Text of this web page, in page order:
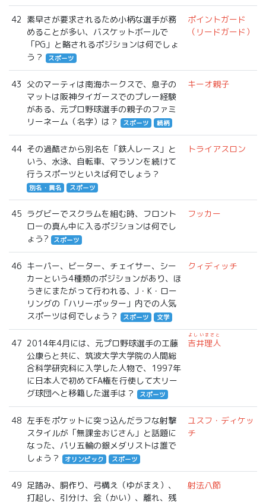
42 素早さが要求されるため小柄な選手が務
めることが多い、バスケットボールで
「PG」と略されるポジションは何でしょ
う？
スポーツ
ポイントガード
（リードガード）
43 父のマーティは南海ホークスで、息子の
マットは阪神タイガースでのプレー経験
がある、元プロ野球選手の親子のファミ
リーネーム（名字）は？
スポーツ 続柄
キーオ親子
44 その過酷さから別名を「鉄人レース」と
いう、水泳、自転車、マラソンを続けて
行うスポーツといえば何でしょう？
別名・異名 スポーツ
トライアスロン
45 ラグビーでスクラムを組む時、フロント
ローの真ん中に入るポジションは何でし
ょう?
スポーツ
フッカー
46 キーパー、ビーター、チェイサー、シー
カーという4種類のポジションがあり、ほ
うきにまたがって行われる、J・K・ロー
リングの「ハリーポッター」内での人気
スポーツは何でしょう？
スポーツ 文学
クィディッチ
47 2014年4月には、元プロ野球選手の工藤
公康らと共に、筑波大学大学院の人間総
合科学研究科に入学した人物で、1997年
に日本人で初めてFA権を行使して大リー
グ球団へと移籍した選手は？
スポーツ
吉井理人
よしいまさと
48 左手をポケットに突っ込んだラフな射撃
スタイルが「無課金おじさん」と話題に
なった、パリ五輪の銀メダリストは誰で
しょう？
オリンピック スポーツ
ユスフ・ディケッ
チ
49 足踏み、胴作り、弓構え（ゆがまえ）、
打起し、引分け、会（かい）、離れ、残
射法八節